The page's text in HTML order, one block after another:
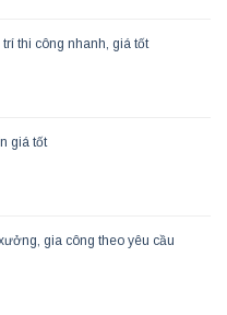
thi công nhanh, giá tốt
giá tốt
gia công theo yêu cầu